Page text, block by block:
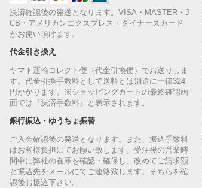
決済確認後の発送となります。VISA・MASTER・J
CB・アメリカンエクスプレス・ダイナースカード
がお使い頂けます。
代金引き換え
ヤマト運輸コレクト便（代金引換便）でお送りしま
す。代金引換手数料として送料とは別途に一律324
円かかります。※ショッピングカートの最終確認画
面では『決済手数料』と表示されます。
銀行振込・ゆうちょ振替
ご入金確認後の発送となります。また、振込手数料
はお客様負担にてお願い致します。受注後の営業時
間中に弊社の在庫を確認・確保し、改めてご請求額
と振込先をメールにてご連絡致します。そちらを確
認後お振込下さい。